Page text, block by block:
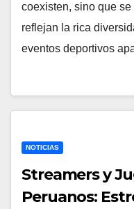
coexisten, sino que
reflejan la rica
eventos deportivos
NOTICIAS
Streamers y
Peruanos: